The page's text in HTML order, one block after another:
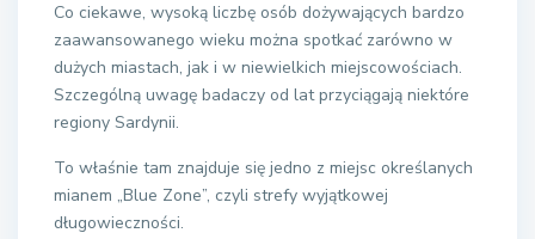
Co ciekawe, wysoką liczbę osób dożywających bardzo
zaawansowanego wieku można spotkać zarówno w
dużych miastach, jak i w niewielkich miejscowościach.
Szczególną uwagę badaczy od lat przyciągają niektóre
regiony Sardynii.
To właśnie tam znajduje się jedno z miejsc określanych
mianem „Blue Zone”, czyli strefy wyjątkowej
długowieczności.